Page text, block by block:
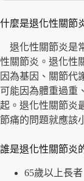
什麼是退化性關節
退化性關節炎是
性關節炎。退化性
因為基因、關節代
可能因為體重過重
起。退化性關節炎
節痛的問題就應該
誰是退化性關節炎
65歲以上長者